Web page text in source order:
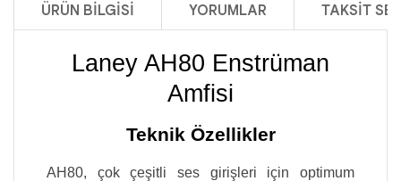
ÜRÜN BILGISI YORUMLAR TAKSIT
Laney AH80 Enstrüman
Amfisi
Teknik Özellikler
AH80, çok çeşitli ses girişleri için optimum